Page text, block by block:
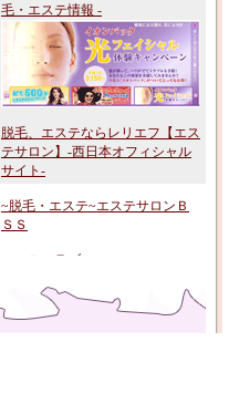
毛・エステ情報 -
脱毛、エステならレリエフ【エス
テサロン】-西日本オフィシャル
サイト-
~脱毛・エステ~エステサロンＢ
ＳＳ
エステのラブニール